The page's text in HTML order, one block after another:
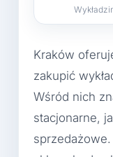
Kraków
zakupić
Wśród nich
stacjonarne,